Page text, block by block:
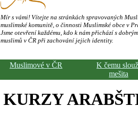
Mír s vámi! Vítejte na stránkách spravovaných
muslimské komunitě, o činnosti Muslimské obce v
Jsme otevření každému, kdo k nám přichází s
muslimů v ČR při zachování jejich identity.
Muslimové v ČR
K čemu
mešita
KURZY